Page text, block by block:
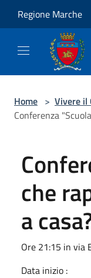
Regione Marche
Home > Vivere il
Conferenza
che
a
Ore 21:15 in via
Data inizio :